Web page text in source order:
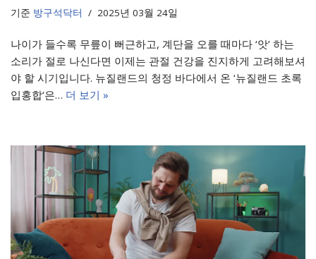
기준 방구석닥터 2025년 03월 24일
나이가 들수록 무릎이 뻐근하고, 계단을 오를 때마다 ‘앗’ 하는
소리가 절로 나신다면 이제는 관절 건강을 진지하게 고려해보셔
야 할 시기입니다. 뉴질랜드의 청정 바다에서 온 ‘뉴질랜드 초록
입홍합‘은… 더 보기 »